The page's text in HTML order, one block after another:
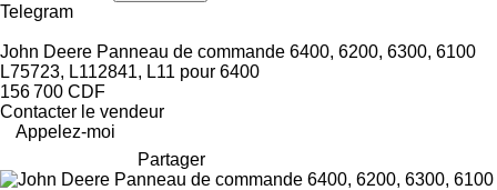
Telegram
John Deere Panneau de commande 6400, 6200, 6300, 6100
L75723, L112841, L11 pour 6400
156 700 CDF
Contacter le vendeur
Appelez-moi
Partager